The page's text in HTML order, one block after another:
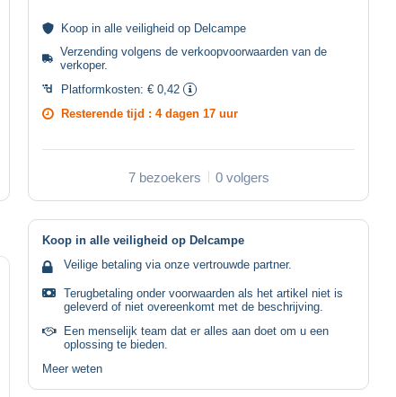
Koop in alle veiligheid op Delcampe
Verzending volgens deverkoopvoorwaarden van de
verkoper.
Platformkosten: € 0,42
Resterende tijd : 4 dagen 17 uur
7 bezoekers 0 volgers
Koop in alle veiligheid op Delcampe
Veilige betaling via onze vertrouwde partner.
Terugbetaling onder voorwaarden als het artikel niet is
geleverd of niet overeenkomt met de beschrijving.
Een menselijk team dat er alles aan doet om u een
oplossing te bieden.
Meer weten